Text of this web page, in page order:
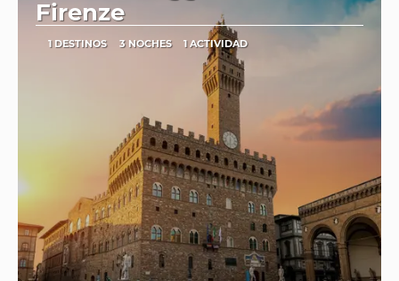
Firenze
1 DESTINOS 3 NOCHES 1 ACTIVIDAD